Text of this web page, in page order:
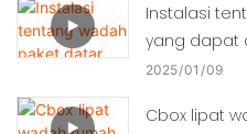
Instalasi
yang dapat
2025 01 09
Cbox lipat